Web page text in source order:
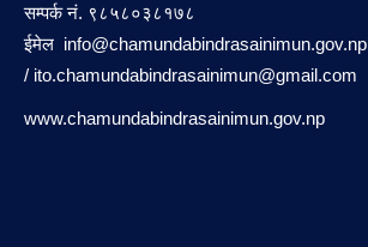
सम्पर्क नं. ९८५८०३८१७८
ईमेल info@chamundabindrasainimun.gov.np
/ ito.chamundabindrasainimun@gmail.com
www.chamundabindrasainimun.gov.np